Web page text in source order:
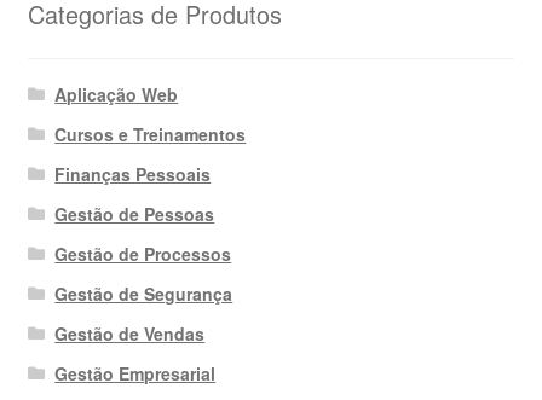
Categorias de Produtos
Aplicação Web
Cursos e Treinamentos
Finanças Pessoais
Gestão de Pessoas
Gestão de Processos
Gestão de Segurança
Gestão de Vendas
Gestão Empresarial